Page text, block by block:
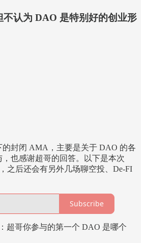
认为 DAO 是特别好的创业形
的封闭 AMA，主要是关于 DAO 的各
也感谢超哥的回答。以下是本次
之后还会有另外几场聊空投、De-FI
Subscribe
：超哥你参与的第一个 DAO 是哪个